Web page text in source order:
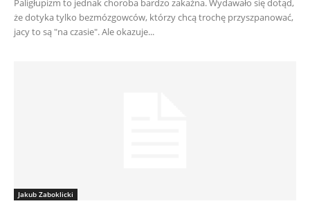
Paligłupizm to jednak choroba bardzo zakaźna. Wydawało się dotąd,
że dotyka tylko bezmózgowców, którzy chcą trochę przyszpanować,
jacy to są "na czasie". Ale okazuje...
Jakub Zaboklicki